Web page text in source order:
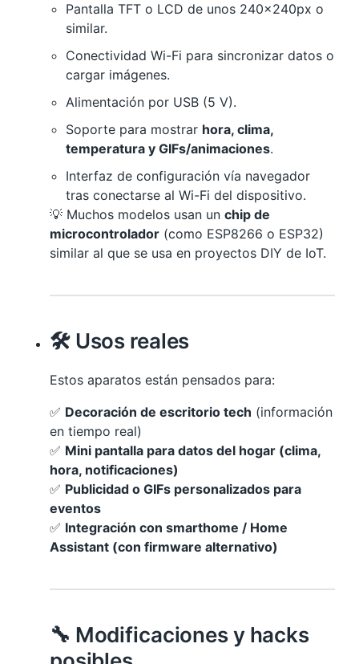
Pantalla TFT o LCD de unos 240×240px o
similar.
Conectividad Wi-Fi para sincronizar datos o
cargar imágenes.
Alimentación por USB (5 V).
Soporte para mostrar hora, clima,
temperatura y GIFs/animaciones.
Interfaz de configuración vía navegador
tras conectarse al Wi-Fi del dispositivo.
💡 Muchos modelos usan un chip de
microcontrolador (como ESP8266 o ESP32)
similar al que se usa en proyectos DIY de IoT.
🛠️ Usos reales
Estos aparatos están pensados para:
✅ Decoración de escritorio tech (información
en tiempo real)
✅ Mini pantalla para datos del hogar (clima,
hora, notificaciones)
✅ Publicidad o GIFs personalizados para
eventos
✅ Integración con smarthome / Home
Assistant (con firmware alternativo)
🔧 Modificaciones y hacks